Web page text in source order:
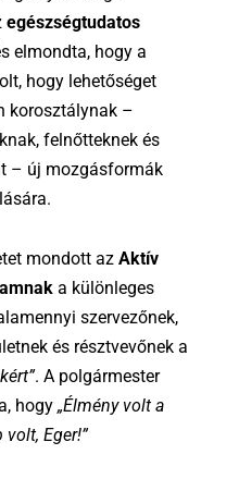
egészségtudatos
elmondta, hogy a
hogy lehetőséget
korosztálynak –
felnőtteknek és
– új mozgásformák
mondott az Aktív
a különleges
szervezőnek,
és résztvevőnek a
. A polgármester
hogy „Élmény volt a
volt, Eger!”